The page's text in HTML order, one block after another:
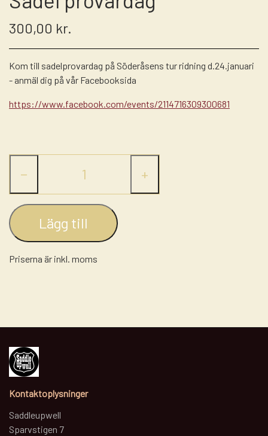
LASSO - RANCH ROPE
NUMBERHOLDERS - NUMMERHOLDER
FILTHATTE
ULD PADS
STIGBØJLER / STIRRUPS
300,00 kr.
Kom till sadelprovardag på Söderåsens tur ridning d.24.januari
- anmäl dig på vår Facebooksida
https://www.facebook.com/events/2114716309300681
− +
Lägg till
Priserna är inkl. moms
Kontaktoplysninger
Saddleupwell
Sparvstigen 7